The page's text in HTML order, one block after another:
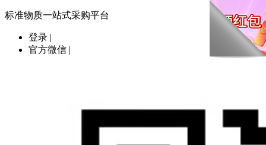
标准物质一站式采购平台
登录 |
官方微信 |